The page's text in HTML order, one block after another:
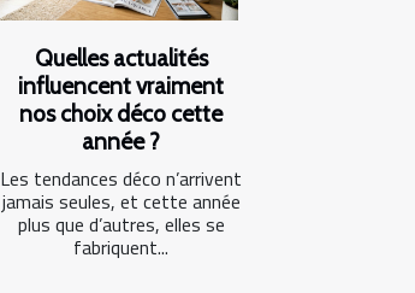
Quelles actualités
influencent vraiment
nos choix déco cette
année ?
Les tendances déco n’arrivent
jamais seules, et cette année
plus que d’autres, elles se
fabriquent...